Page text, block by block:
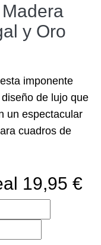
y Oro
imponente
de lujo que
un espectacular
cuadros de
19,95 €